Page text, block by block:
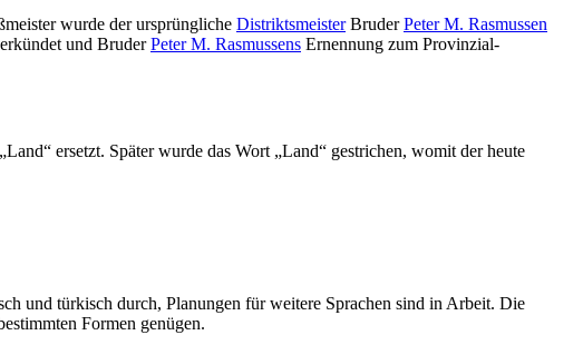
wurde der ursprüngliche DistriktsmeisterBruderPeter M. Rasmussen
und BruderPeter M. Rasmussens Ernennung zum Provinzial-
ersetzt. Später wurde das Wort „Land“ gestrichen, womit der heute
und türkisch durch, Planungen für weitere Sprachen sind in Arbeit. Die
Formen genügen.